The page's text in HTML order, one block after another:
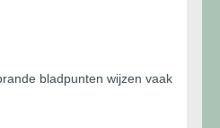
bladpunten wijzen vaak